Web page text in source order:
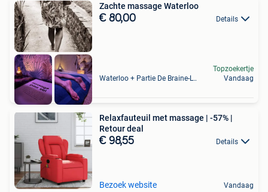
Zachte massage Waterloo
€ 80,00 Details
Waterloo + Partie De Braine-L'Alleud, De Ohain
Topzoekertje
Vandaag
Relaxfauteuil met massage | -57% |
Retour deal
€ 98,55 Details
Bezoek website Vandaag